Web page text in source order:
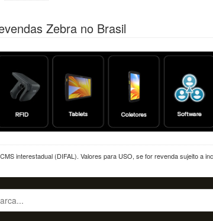
Zebra no Brasil
interestadual (DIFAL). Valores para USO, se for revenda sujeito a